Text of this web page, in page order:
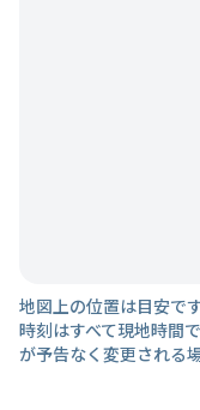
地図上の位置は目安です
時刻はすべて現地時間
が予告なく変更される